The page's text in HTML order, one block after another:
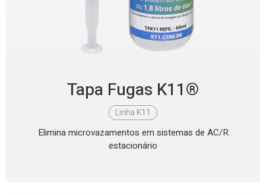
Tapa Fugas K11®
Linha K11
Elimina microvazamentos em sistemas de AC/R
estacionário